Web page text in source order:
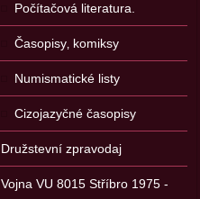
Počítačová literatura.
Časopisy‚ komiksy
Numismatické listy
Cizojazyčné časopisy
Družstevní zpravodaj
Vojna VU 8015 Stříbro 1975 -